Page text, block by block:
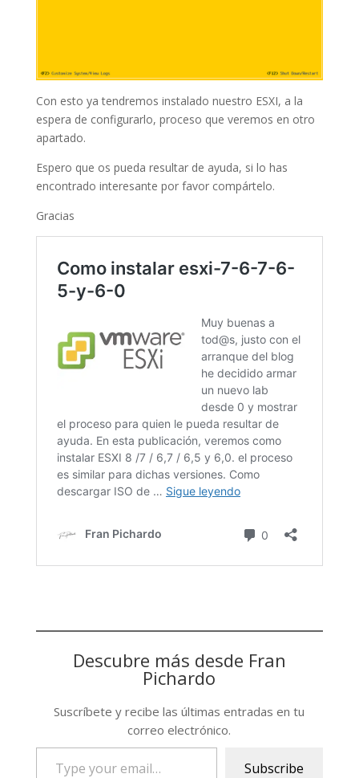
Con esto ya tendremos instalado nuestro ESXI, a la
espera de configurarlo, proceso que veremos en otro
apartado.
Espero que os pueda resultar de ayuda, si lo has
encontrado interesante por favor compártelo.
Gracias
Descubre más desde Fran
Pichardo
Suscríbete y recibe las últimas entradas en tu
correo electrónico.
Subscribe